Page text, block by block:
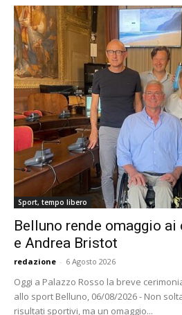
Sport, tempo libero
Belluno rende omaggio
e Andrea Bristot
redazione - 6 Agosto 2026
Oggi a Palazzo Rosso la breve
allo sport Belluno, 06/08/2026 - Non
risultati sportivi, ma un omaggio...